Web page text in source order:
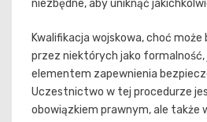
niezbędne, aby uniknąć
Kwalifikacja wojskowa, choć
przez niektórych jako
elementem zapewnienia
Uczestnictwo w tej procedurze
obowiązkiem prawnym, ale także